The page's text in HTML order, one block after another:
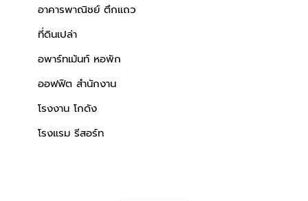
อาคารพาณิชย์ ตึกแถว
ที่ดินเปล่า
อพาร์ทเม้นท์ หอพัก
ออฟฟิต สำนักงาน
โรงงาน โกดัง
โรงแรม รีสอร์ท